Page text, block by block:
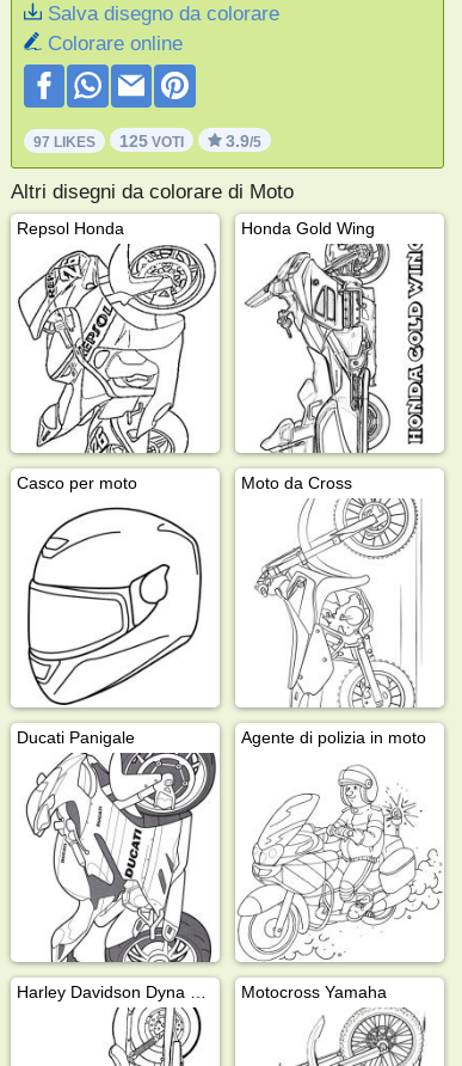
Salva disegno da colorare
Colorare online
97 LIKES 125VOTI 3.9/5
Altri disegni da colorare di Moto
Repsol Honda Honda Gold Wing
Casco per moto Moto da Cross
Ducati Panigale Agente di polizia in moto
Motocross Yamaha